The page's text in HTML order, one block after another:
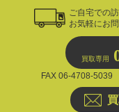
ご自宅での
お気軽にお
買取専用
FAX 06-4708-5039